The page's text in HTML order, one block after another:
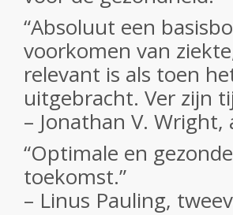
“Absoluut een
voorkomen van
relevant is als toen
uitgebracht. Ver zijn
– Jonathan V. Wright,
“Optimale en
toekomst.”
– Linus Pauling,